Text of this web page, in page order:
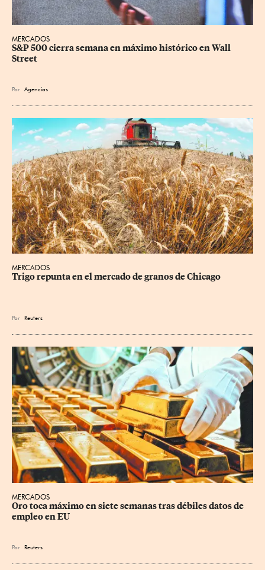
MERCADOS
S&P 500 cierra semana en máximo histórico en Wall
Street
Por Agencias
MERCADOS
Trigo repunta en el mercado de granos de Chicago
Por Reuters
MERCADOS
Oro toca máximo en siete semanas tras débiles datos de
empleo en EU
Por Reuters